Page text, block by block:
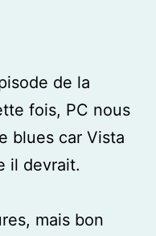
de la
fois, PC nous
blues car Vista
il devrait.
mais bon